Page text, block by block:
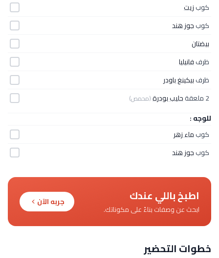
كوبزيت
كوبجوز هند
بيضتان
ظرففانيليا
ظرفبيكينغ باودر
2 ملعقة
حليب بودرة(محمص)
للوجه :
كوبماء زهر
كوبجوز هند
اطبخ باللي عندك
ابحث عن وصفات بناءً على مكوناتك.
جربه الآن
خطوات التحضير